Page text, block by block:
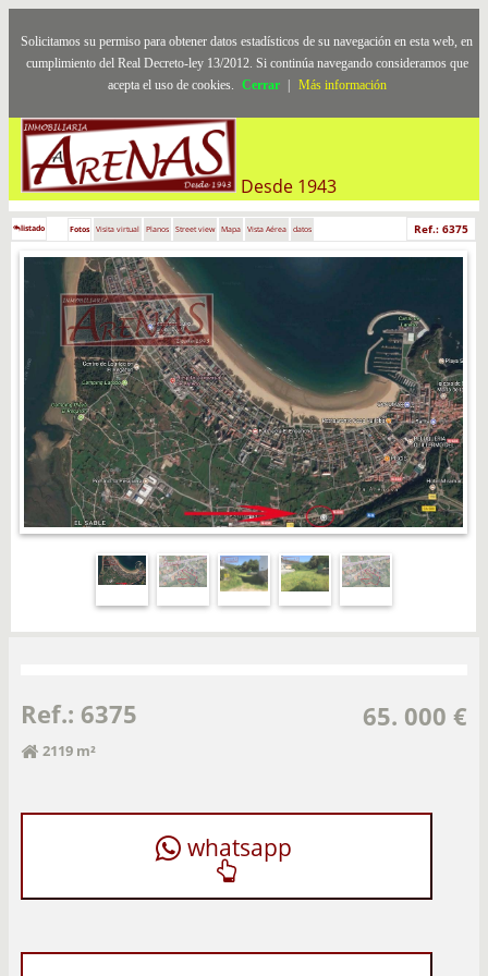
Solicitamos su permiso para obtener datos estadísticos de su navegación en esta web, en
cumplimiento del Real Decreto-ley 13/2012. Si continúa navegando consideramos que
acepta el uso de cookies. Cerrar Más información
Desde 1943
listado Fotos Visita virtual Planos Street view Mapa Vista Aérea datos Ref.: 6375
Ref.: 6375 65. 000 €
2119 m²
whatsapp